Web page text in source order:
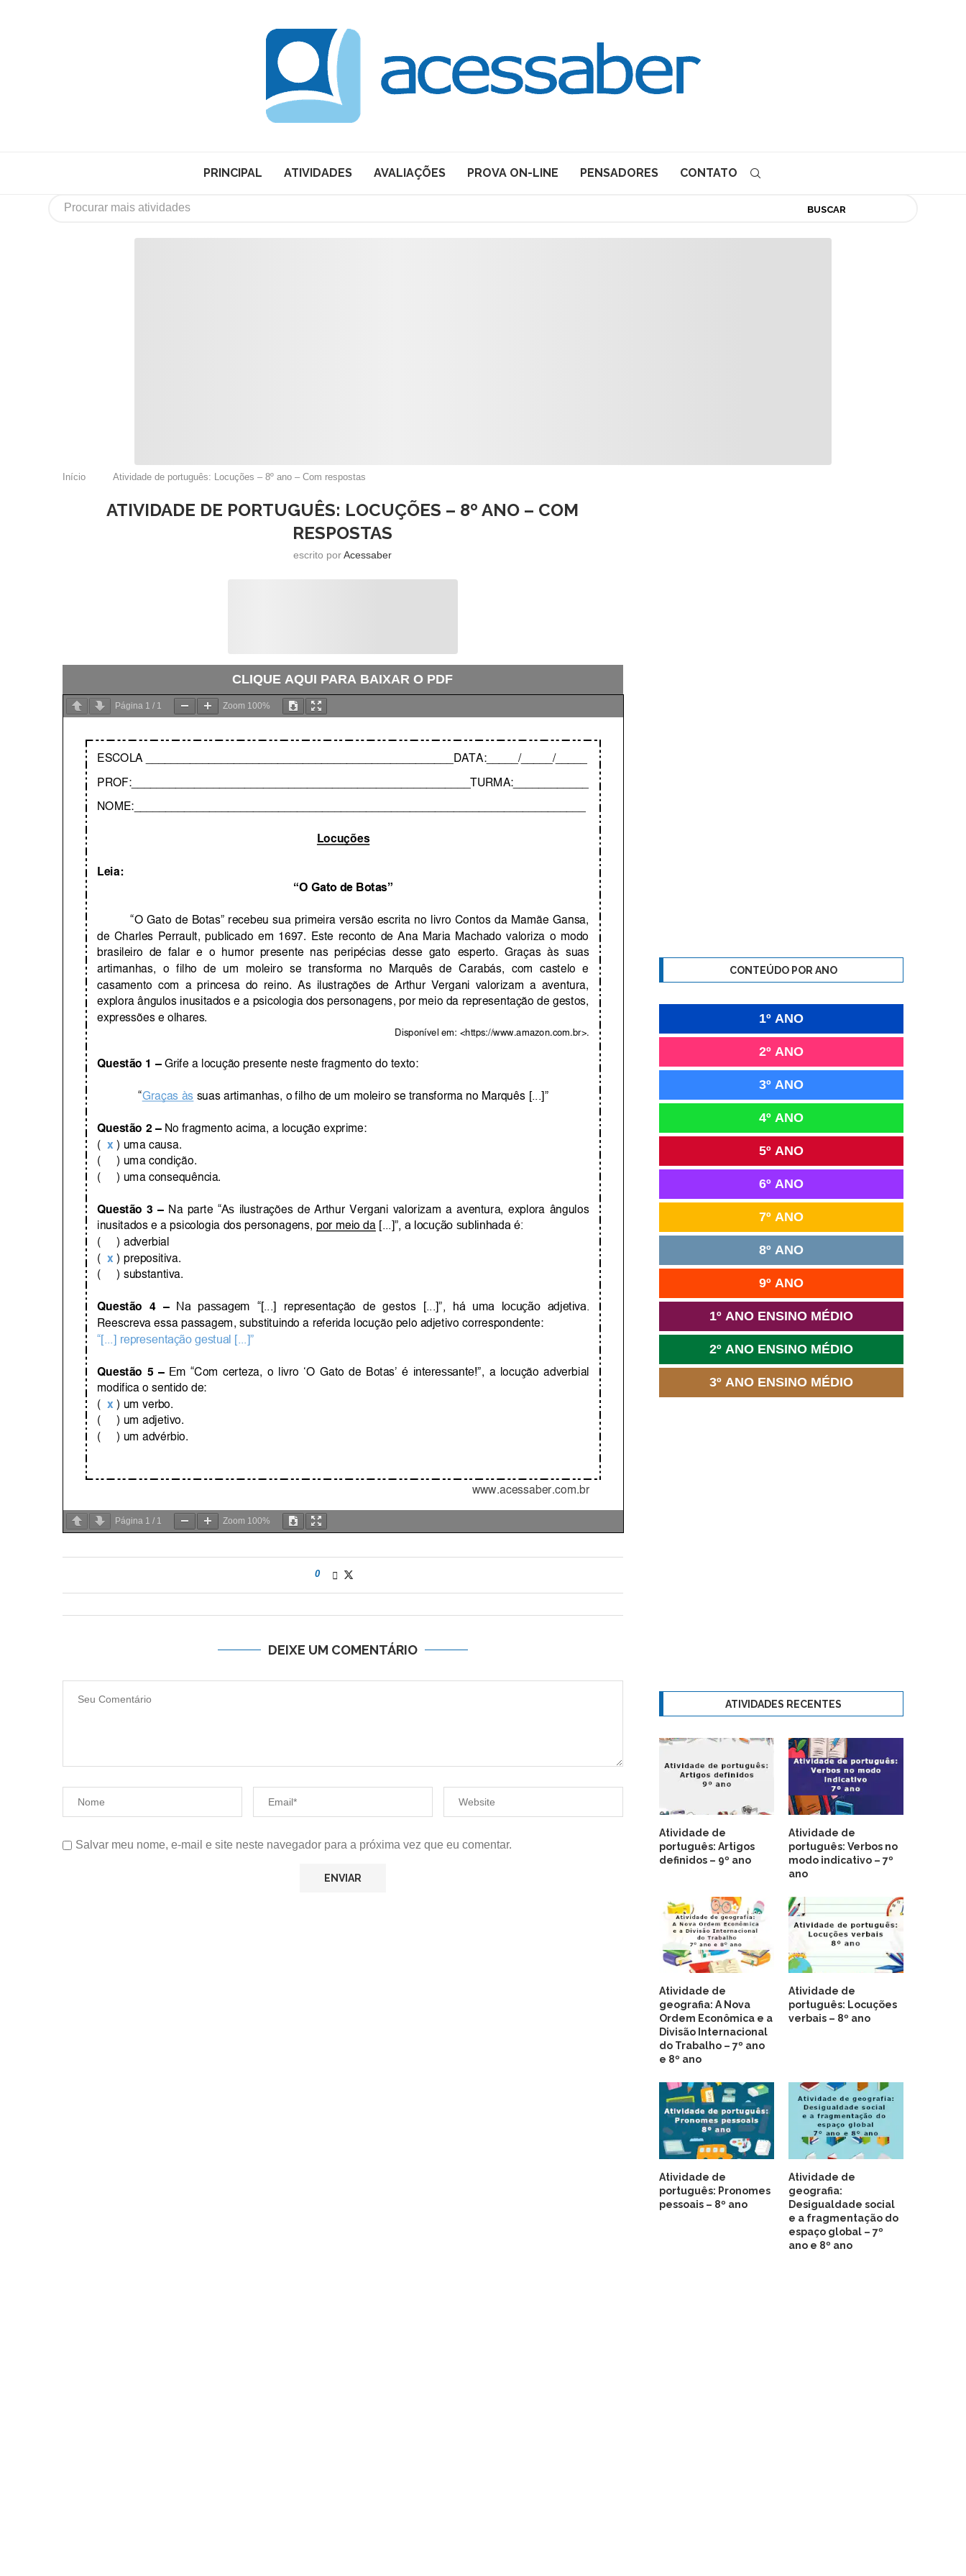
PRINCIPAL ATIVIDADES AVALIAÇÕES PROVA ON-LINE PENSADORES CONTATO
BUSCAR
Início Atividade de português: Locuções – 8º ano – Com respostas
ATIVIDADE DE PORTUGUÊS: LOCUÇÕES – 8º ANO – COM
RESPOSTAS
escrito porAcessaber
CLIQUE AQUI PARA BAIXAR O PDF
Página 1 / 1 Zoom 100%
Página 1 / 1 Zoom 100%
0
DEIXE UM COMENTÁRIO
Salvar meu nome, e-mail e site neste navegador para a próxima vez que eu comentar.
CONTEÚDO POR ANO
1º ANO
2º ANO
3º ANO
4º ANO
5º ANO
6º ANO
7º ANO
8º ANO
9º ANO
1º ANO ENSINO MÉDIO
2º ANO ENSINO MÉDIO
3º ANO ENSINO MÉDIO
ATIVIDADES RECENTES
Atividade de
português: Artigos
definidos – 9º ano
Atividade de
português: Verbos no
modo indicativo – 7º
ano
Atividade de
geografia: A Nova
Ordem Econômica e a
Divisão Internacional
do Trabalho – 7º ano
e 8º ano
Atividade de
português: Locuções
verbais – 8º ano
Atividade de
português: Pronomes
pessoais – 8º ano
Atividade de
geografia:
Desigualdade social
e a fragmentação do
espaço global – 7º
ano e 8º ano